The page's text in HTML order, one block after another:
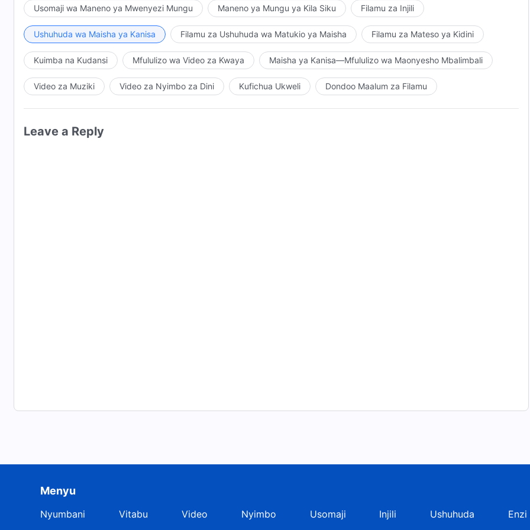
Usomaji wa Maneno ya Mwenyezi Mungu Maneno ya Mungu ya Kila Siku Filamu za Injili
Ushuhuda wa Maisha ya Kanisa Filamu za Ushuhuda wa Matukio ya Maisha Filamu za Mateso ya Kidini
Kuimba na Kudansi Mfululizo wa Video za Kwaya Maisha ya Kanisa—Mfululizo wa Maonyesho Mbalimbali
Video za Muziki Video za Nyimbo za Dini Kufichua Ukweli Dondoo Maalum za Filamu
Leave a Reply
Menyu
Nyumbani Vitabu Video Nyimbo Usomaji Injili Ushuhuda Enzi